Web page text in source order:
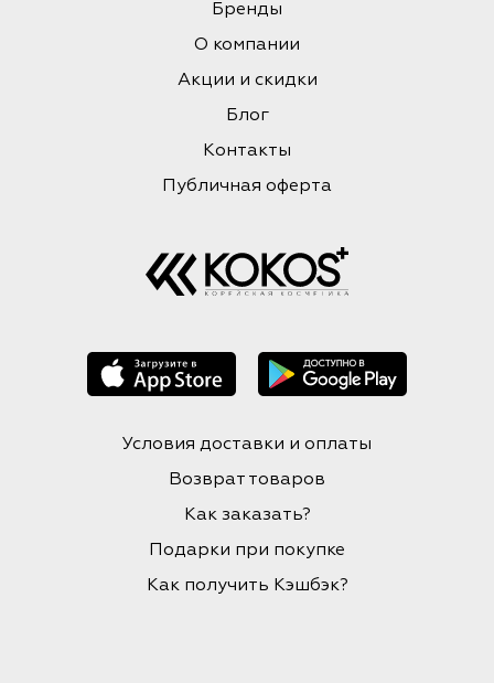
Бренды
О компании
Акции и скидки
Блог
Контакты
Публичная оферта
Условия доставки и оплаты
Возврат товаров
Как заказать?
Подарки при покупке
Как получить Кэшбэк?